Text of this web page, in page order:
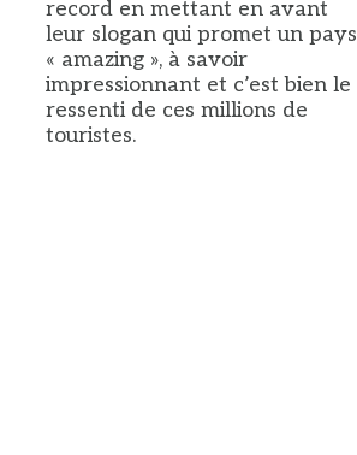
record en mettant en avant
leur slogan qui promet un pays
« amazing », à savoir
impressionnant et c’est bien le
ressenti de ces millions de
touristes.